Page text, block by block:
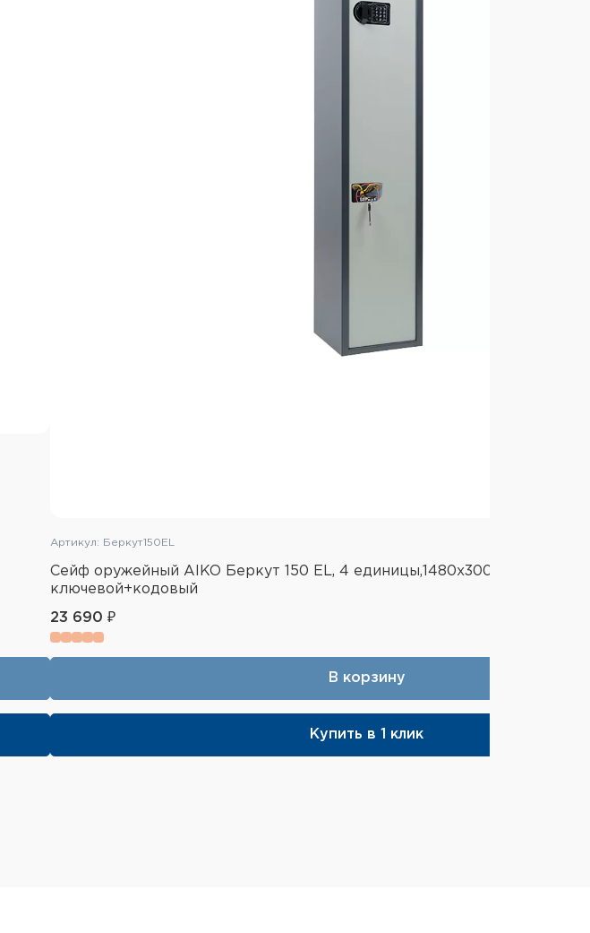
Артикул: Беркут150EL
Сейф оружейный AIKO Беркут 150 EL, 4 единицы,1480x300x300,
ключевой+кодовый
23 690 ₽
В корзину
Купить в 1 клик